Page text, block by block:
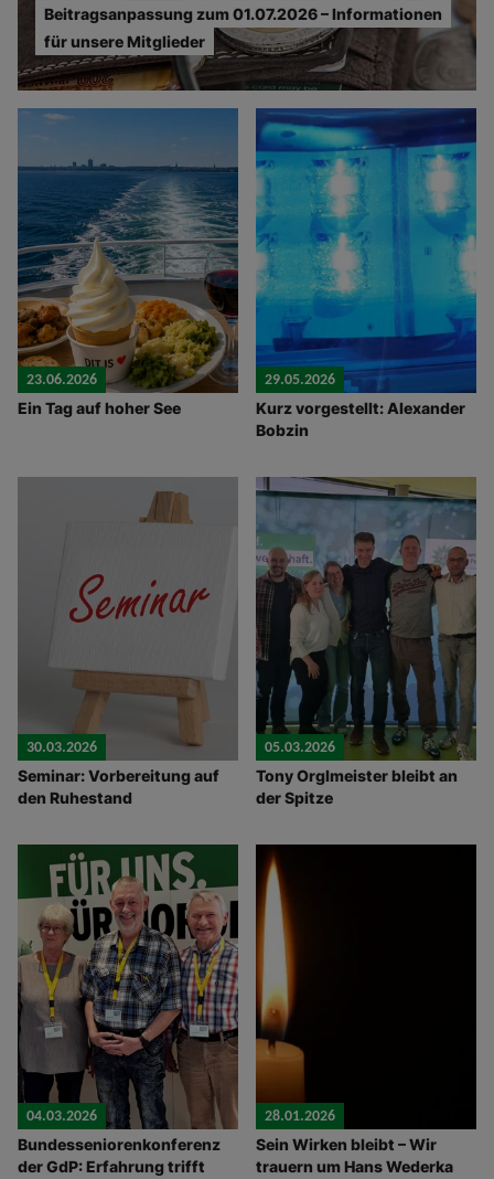
Beitragsanpassung zum 01.07.2026 – Informationen
für unsere Mitglieder
23.06.2026
Ein Tag auf hoher See
29.05.2026
Kurz vorgestellt: Alexander
Bobzin
30.03.2026
Seminar: Vorbereitung auf
den Ruhestand
05.03.2026
Tony Orglmeister bleibt an
der Spitze
04.03.2026
Bundesseniorenkonferenz
der GdP: Erfahrung trifft
28.01.2026
Sein Wirken bleibt – Wir
trauern um Hans Wederka